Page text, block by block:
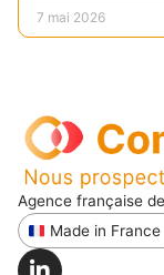
7 mai 2026
Agence française
Made in France